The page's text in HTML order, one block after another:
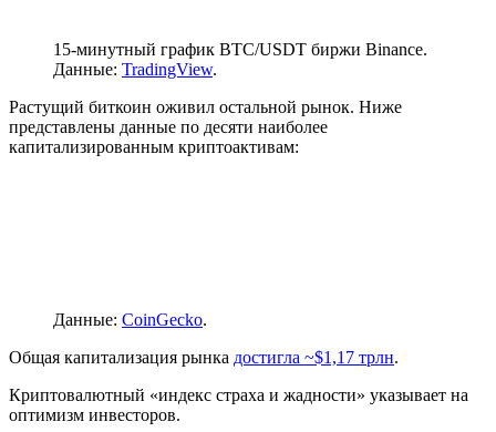
15-минутный график BTC/USDT биржи Binance.
Данные: TradingView.
Растущий биткоин оживил остальной рынок. Ниже
представлены данные по десяти наиболее
капитализированным криптоактивам:
Данные: CoinGecko.
Общая капитализация рынка достигла ~$1,17 трлн.
Криптовалютный «индекс страха и жадности» указывает на
оптимизм инвесторов.